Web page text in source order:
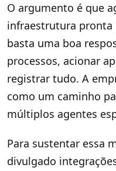
O argumento é que
infraestrutura pronta
basta uma boa
processos, acionar
registrar tudo. A
como um caminho
múltiplos agentes
Para sustentar essa
divulgado